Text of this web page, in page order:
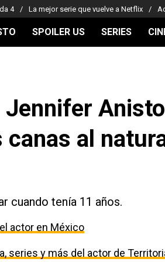
4 La mejor serie que vuelve a Netflix
SPOILER US SERIES
al
cuando tenía 11 años.
actor en México
series y más del actor de